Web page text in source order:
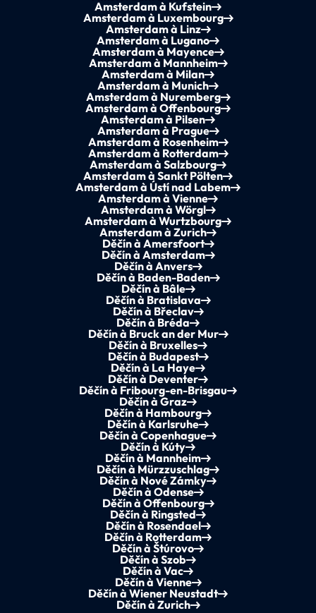
Amsterdam à Kufstein
Amsterdam à Luxembourg
Amsterdam à Linz
Amsterdam à Lugano
Amsterdam à Mayence
Amsterdam à Mannheim
Amsterdam à Milan
Amsterdam à Munich
Amsterdam à Nuremberg
Amsterdam à Offenbourg
Amsterdam à Pilsen
Amsterdam à Prague
Amsterdam à Rosenheim
Amsterdam à Rotterdam
Amsterdam à Salzbourg
Amsterdam à Sankt Pölten
Amsterdam à Ústí nad Labem
Amsterdam à Vienne
Amsterdam à Wörgl
Amsterdam à Wurtzbourg
Amsterdam à Zurich
Děčín à Amersfoort
Děčín à Amsterdam
Děčín à Anvers
Děčín à Baden-Baden
Děčín à Bâle
Děčín à Bratislava
Děčín à Břeclav
Děčín à Bréda
Děčín à Bruck an der Mur
Děčín à Bruxelles
Děčín à Budapest
Děčín à La Haye
Děčín à Deventer
Děčín à Fribourg-en-Brisgau
Děčín à Graz
Děčín à Hambourg
Děčín à Karlsruhe
Děčín à Copenhague
Děčín à Kúty
Děčín à Mannheim
Děčín à Mürzzuschlag
Děčín à Nové Zámky
Děčín à Odense
Děčín à Offenbourg
Děčín à Ringsted
Děčín à Rosendael
Děčín à Rotterdam
Děčín à Štúrovo
Děčín à Szob
Děčín à Vac
Děčín à Vienne
Děčín à Wiener Neustadt
Děčín à Zurich